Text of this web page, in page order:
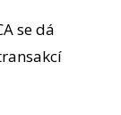
se dá